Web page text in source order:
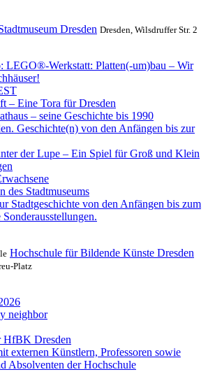
Dresden Dresden, Wilsdruffer Str. 2
LEGO®-Werkstatt: Platten(-um)bau – Wir
– Eine Tora für Dresden
– seine Geschichte bis 1990
Geschichte(n) von den Anfängen bis zur
der Lupe – Ein Spiel für Groß und Klein
des Stadtmuseums
Stadtgeschichte von den Anfängen bis zum
Hochschule für Bildende Künste Dresden
Platz
neighbor
HfBK Dresden
externen Künstlern, Professoren sowie
Absolventen der Hochschule